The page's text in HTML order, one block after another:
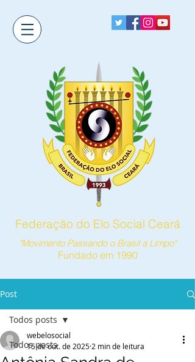
Federação do Elo Social Ceará
"Movimento Passando o Brasil a Limpo"
Fundado em 1990
Post
Todos posts
Todos posts
webelosocial
15 de out. de 2025 2 min de leitura